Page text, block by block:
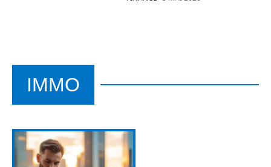
IMMO